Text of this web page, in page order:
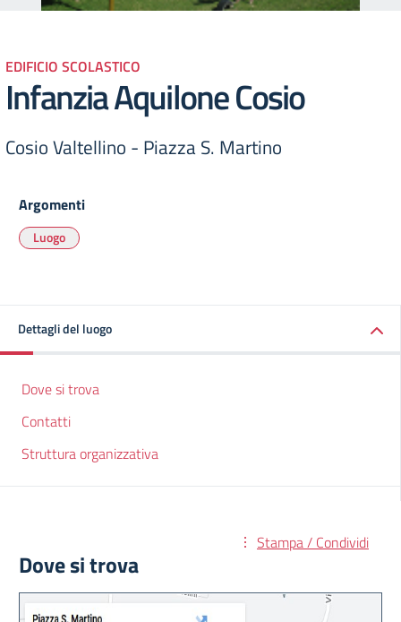
EDIFICIO SCOLASTICO
Infanzia Aquilone Cosio
Cosio Valtellino - Piazza S. Martino
Argomenti
Luogo
Dettagli del luogo
Dove si trova
Contatti
Struttura organizzativa
Stampa / Condividi
Dove si trova